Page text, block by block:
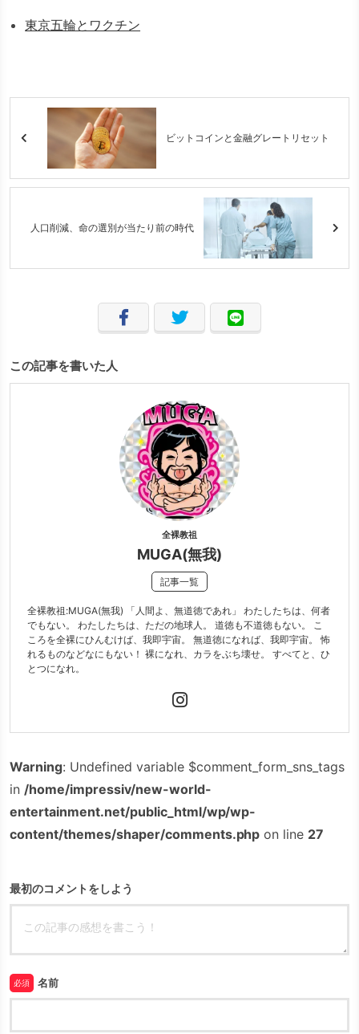
東京五輪とワクチン
ビットコインと金融グレートリセット
人口削減、命の選別が当たり前の時代
この記事を書いた人
全裸教祖
MUGA(無我)
記事一覧
全裸教祖:MUGA(無我) 「人間よ、無道徳であれ」 わたしたちは、何者
でもない。 わたしたちは、ただの地球人。 道徳も不道徳もない。 こ
ころを全裸にひんむけば、我即宇宙。 無道徳になれば、我即宇宙。 怖
れるものなどなにもない！ 裸になれ、カラをぶち壊せ。 すべてと、ひ
とつになれ。
Warning: Undefined variable $comment_form_sns_tags
in /home/impressiv/new-world-
entertainment.net/public_html/wp/wp-
content/themes/shaper/comments.php on line 27
最初のコメントをしよう
必須 名前